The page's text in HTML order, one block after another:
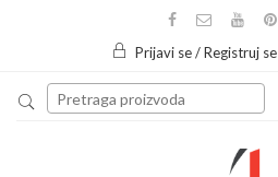
Prijavi se / Registruj se